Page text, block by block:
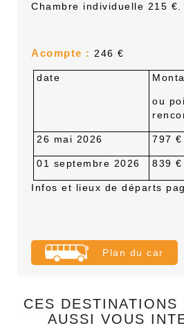
Chambre individuelle 215 €.
Acompte : 246 €
date
ou
26 mai 2026 797 €
01 septembre 2026 839 €
Infos et lieux de départs
Plan du car
CES DESTINATIONS
AUSSI VOUS